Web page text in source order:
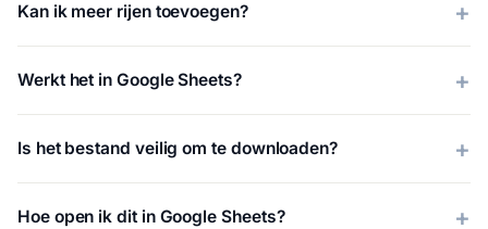
Kan ik meer rijen toevoegen?
Werkt het in Google Sheets?
Is het bestand veilig om te downloaden?
Hoe open ik dit in Google Sheets?